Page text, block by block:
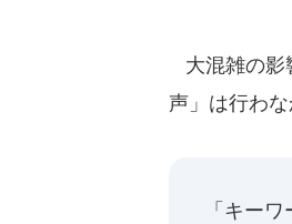
大混雑の影
声」は行わな
「キー